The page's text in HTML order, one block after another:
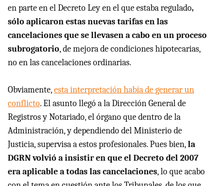
en parte en el Decreto Ley en el que estaba regulado,
sólo aplicaron estas nuevas tarifas en las
cancelaciones que se llevasen a cabo en un proceso
subrogatorio, de mejora de condiciones hipotecarias,
no en las cancelaciones ordinarias.
Obviamente,esta interpretación había de generar un
conflicto. El asunto llegó a la Dirección General de
Registros y Notariado, el órgano que dentro de la
Administración, y dependiendo del Ministerio de
Justicia, supervisa a estos profesionales. Pues bien,la
DGRNvolvió a insistir en que el Decreto del 2007
era aplicable a todas las cancelaciones, lo que acabo